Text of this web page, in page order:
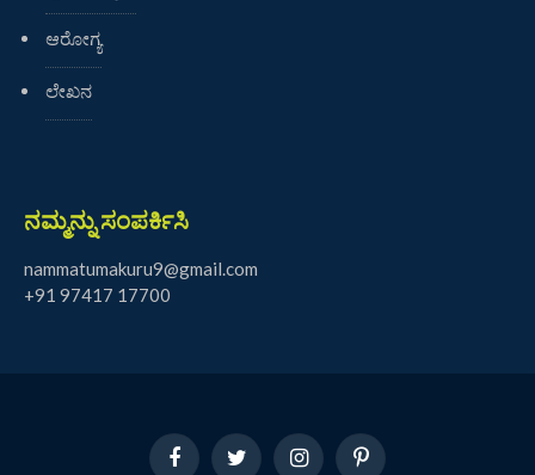
ಆರೋಗ್ಯ
ಲೇಖನ
ನಮ್ಮನ್ನು ಸಂಪರ್ಕಿಸಿ
nammatumakuru9@gmail.com
+91 97417 17700
FacebookTwitter InstagramPinterest